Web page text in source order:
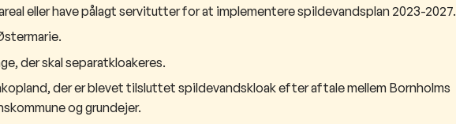
eller have pålagt servitutter for at implementere spildevandsplan 2023-2027.
der skal separatkloakeres.
der er blevet tilsluttet spildevandskloak efter aftale mellem Bornholms
og grundejer.